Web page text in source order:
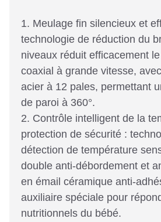
1. Meulage fin silencieux et
technologie de réduction du
niveaux réduit efficacement
coaxial à grande vitesse,
acier à 12 pales, permettant
de paroi à 360°.
2. Contrôle intelligent de la
protection de sécurité :
détection de température
double anti-débordement et
en émail céramique anti-
auxiliaire spéciale pour
nutritionnels du bébé.